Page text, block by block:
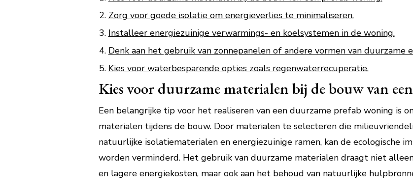
Zorg voor goede isolatie om energieverlies te minimaliseren.
Installeer energiezuinige verwarmings- en koelsystemen in de woning.
Denk aan het gebruik van zonnepanelen of andere vormen van duurzame
Kies voor waterbesparende opties zoals regenwaterrecuperatie.
Kies voor duurzame materialen bij de bouw van
Een belangrijke tip voor het realiseren van een duurzame prefab woning is
materialen tijdens de bouw. Door materialen te selecteren die
natuurlijke isolatiematerialen en energiezuinige ramen, kan de ecologische
worden verminderd. Het gebruik van duurzame materialen draagt niet
en lagere energiekosten, maar ook aan het behoud van natuurlijke